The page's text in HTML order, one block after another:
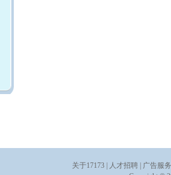
关于17173 人才招聘
广告服务